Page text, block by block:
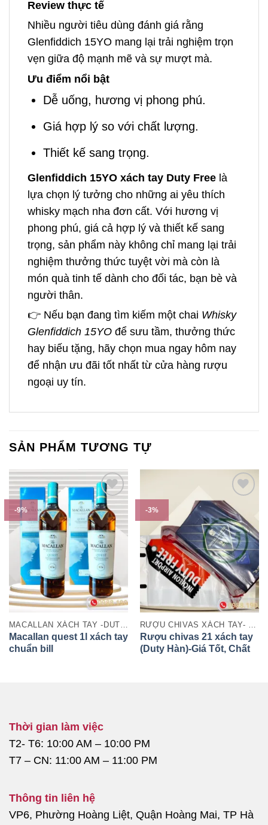
Review thực tế
Nhiều người tiêu dùng đánh giá rằng
Glenfiddich 15YO mang lại trải nghiệm trọn
vẹn giữa độ mạnh mẽ và sự mượt mà.
Ưu điểm nổi bật
Dễ uống, hương vị phong phú.
Giá hợp lý so với chất lượng.
Thiết kế sang trọng.
Glenfiddich 15YO xách tay Duty Free là
lựa chọn lý tưởng cho những ai yêu thích
whisky mạch nha đơn cất. Với hương vị
phong phú, giá cả hợp lý và thiết kế sang
trọng, sản phẩm này không chỉ mang lại trải
nghiệm thưởng thức tuyệt vời mà còn là
món quà tinh tế dành cho đối tác, bạn bè và
người thân.
👉 Nếu bạn đang tìm kiếm một chai Whisky
Glenfiddich 15YO để sưu tầm, thưởng thức
hay biếu tặng, hãy chọn mua ngay hôm nay
để nhận ưu đãi tốt nhất từ cửa hàng rượu
ngoại uy tín.
SẢN PHẨM TƯƠNG TỰ
-9%
Macallan quest 1l xách tay
chuẩn bill
-3%
Rượu chivas 21 xách tay
(Duty Hàn)-Giá Tốt, Chất
Thời gian làm việc
T2- T6: 10:00 AM – 10:00 PM
T7 – CN: 11:00 AM – 11:00 PM
Thông tin liên hệ
VP6, Phường Hoàng Liệt, Quận Hoàng Mai, TP Hà